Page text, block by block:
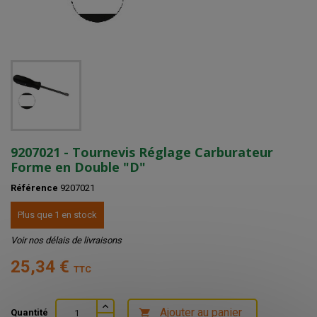
9207021 - Tournevis Réglage Carburateur
Forme en Double "D"
Référence 9207021
Plus que 1 en stock
Voir nos délais de livraisons
25,34 € TTC
Quantité  Ajouter au panier